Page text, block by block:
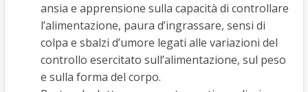
ansia e apprensione sulla capacità di controllare
l’alimentazione, paura d’ingrassare, sensi di
colpa e sbalzi d’umore legati alle variazioni del
controllo esercitato sull’alimentazione, sul peso
e sulla forma del corpo.